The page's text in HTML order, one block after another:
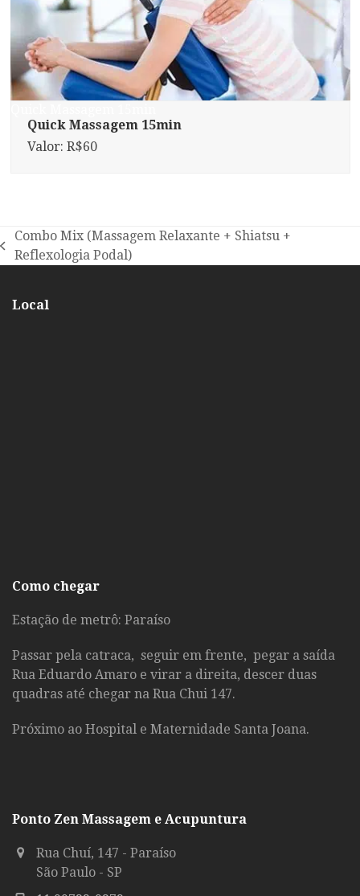
Quick Massagem 15min
Valor: R$60
Combo Mix (Massagem Relaxante + Shiatsu +
Reflexologia Podal)
Local
Como chegar
Estação de metrô: Paraíso
Passar pela catraca, seguir em frente, pegar a saída
Rua Eduardo Amaro e virar a direita, descer duas
quadras até chegar na Rua Chui 147.
Próximo ao Hospital e Maternidade Santa Joana.
Ponto Zen Massagem e Acupuntura
Rua Chuí, 147 - Paraíso
São Paulo - SP